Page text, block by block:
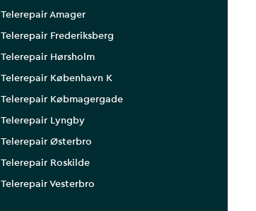
Telerepair Amager
Telerepair Frederiksberg
Telerepair Hørsholm
Telerepair København K
Telerepair Købmagergade
Telerepair Lyngby
Telerepair Østerbro
Telerepair Roskilde
Telerepair Vesterbro